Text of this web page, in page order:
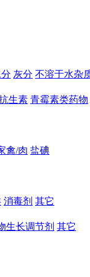
灰分 不溶于水杂
生素 青霉素类药物
禽/肉 盐碘
消毒剂 其它
生长调节剂 其它